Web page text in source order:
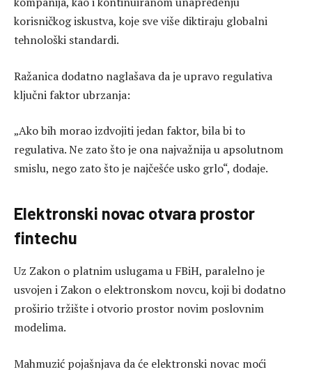
korisničkog iskustva, koje sve više diktiraju globalni
tehnološki standardi.
Ražanica dodatno naglašava da je upravo regulativa
ključni faktor ubrzanja:
„Ako bih morao izdvojiti jedan faktor, bila bi to
regulativa. Ne zato što je ona najvažnija u apsolutnom
smislu, nego zato što je najčešće usko grlo“, dodaje.
Elektronski novac otvara prostor
fintechu
Uz Zakon o platnim uslugama u FBiH, paralelno je
usvojen i Zakon o elektronskom novcu, koji bi dodatno
proširio tržište i otvorio prostor novim poslovnim
modelima.
Mahmuzić pojašnjava da će elektronski novac moći